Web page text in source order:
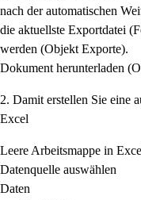
nach der automatischen
die aktuellste Exportdatei
werden (Objekt Exporte).
Dokument herunterladen
2. Damit erstellen Sie eine
Excel
Leere Arbeitsmappe in
Datenquelle auswählen
Daten